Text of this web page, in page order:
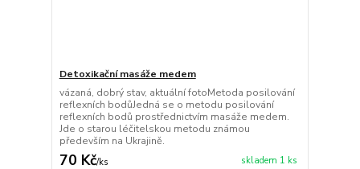
Detoxikační masáže medem
vázaná, dobrý stav, aktuální fotoMetoda posilování
reflexních bodůJedná se o metodu posilování
reflexních bodů prostřednictvím masáže medem.
Jde o starou léčitelskou metodu známou
především na Ukrajině.
70 Kč/ks skladem 1 ks